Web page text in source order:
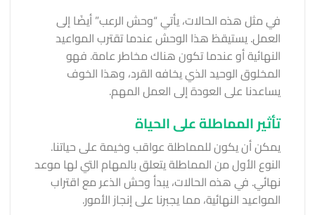
في مثل هذه الحالات، يأتي “وحش الرعب” أيضًا إلى
العمل. يستيقظ هذا الوحش عندما تقترب المواعيد
النهائية أو عندما تكون هناك مخاطر عامة. فهو
المخلوق الوحيد الذي يخافه القرد، وهذا الخوف
يساعدنا على العودة إلى العمل المهم.
تأثير المماطلة على الحياة
يمكن أن يكون للمماطلة عواقب وخيمة على حياتنا.
النوع الأول من المماطلة يتعلق بالمهام التي لها موعد
نهائي. في هذه الحالات، يبدأ وحش الذعر مع اقتراب
المواعيد النهائية، مما يجبرنا على إنجاز الأمور.